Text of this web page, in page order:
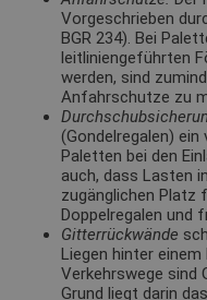
Vorgeschrieben
BGR 234). Bei
leitliniengeführten
werden, sind
Anfahrschutze zu
(Gondelregalen)
Paletten bei den
auch, dass Lasten
zugänglichen Platz
Doppelregalen und
Gitterrückwände
Liegen hinter
Verkehrswege sind
Grund liegt darin